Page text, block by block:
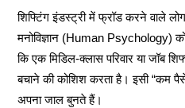
शिफ्टिंग इंडस्ट्री में फ्रॉड करने वाले
मनोविज्ञान (Human
कि एक मिडिल-क्लास परिवार या जॉब
बचाने की कोशिश करता है। इसी “कम
अपना जाल बुनते हैं।